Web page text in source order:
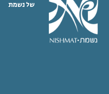
של נשמת